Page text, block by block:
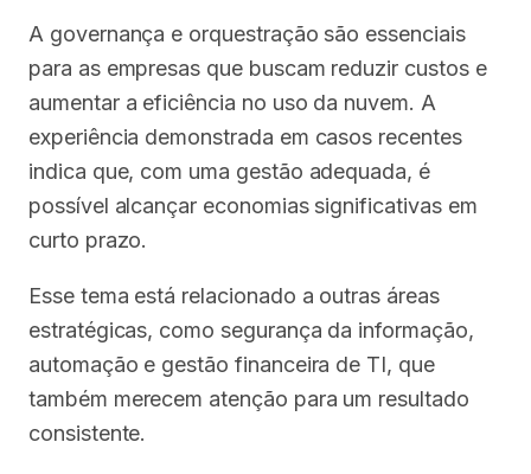
A governança e orquestração são essenciais
para as empresas que buscam reduzir custos e
aumentar a eficiência no uso da nuvem. A
experiência demonstrada em casos recentes
indica que, com uma gestão adequada, é
possível alcançar economias significativas em
curto prazo.
Esse tema está relacionado a outras áreas
estratégicas, como segurança da informação,
automação e gestão financeira de TI, que
também merecem atenção para um resultado
consistente.